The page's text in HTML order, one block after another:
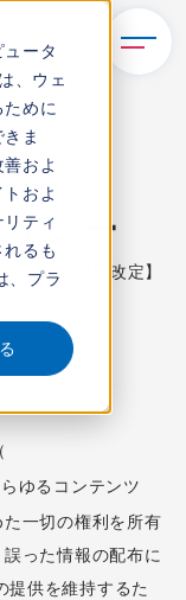
ータ
、ウェ
めに
ま
およ
およ
ティ
るも
プラ
シー
年6月2日改定】
ゆるコンテンツ
一切の権利を所有
った情報の配布に
提供を維持するた